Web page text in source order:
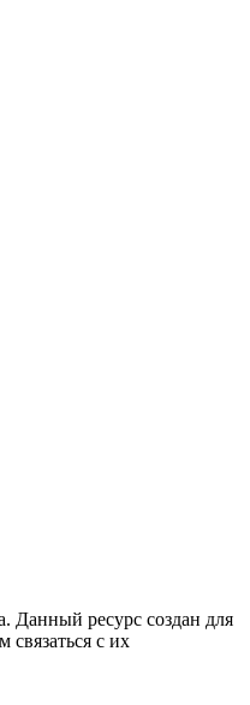
Данный ресурс создан для
с их